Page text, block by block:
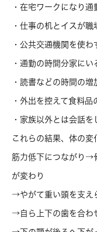
・在宅ワークになり
・仕事の机とイスが
・公共交通機関を使わ
・通勤の時間分家に
・読書などの時間の増
・外出を控えて食料
・家族以外とは会話
これらの結果、体の変
筋力低下につながり→
が変わり
→やがて重い頭を支え
→自ら上下の歯を合わ